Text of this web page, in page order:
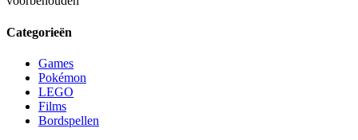
Categorieën
Games
Pokémon
LEGO
Films
Bordspellen